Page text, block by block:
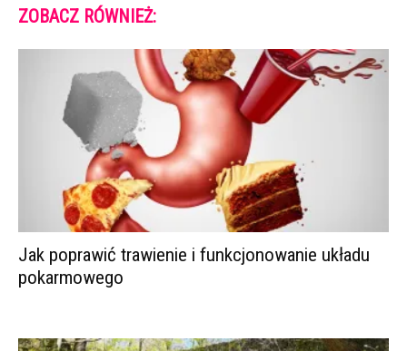
ZOBACZ RÓWNIEŻ:
Jak poprawić trawienie i funkcjonowanie układu
pokarmowego